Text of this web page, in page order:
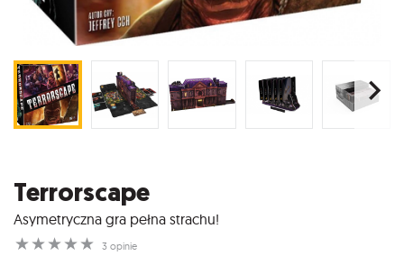
Terrorscape
Asymetryczna gra pełna strachu!
☆
☆
☆
☆
☆ 3 opinie